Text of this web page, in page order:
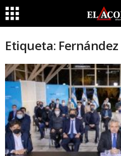
Etiqueta: Fernández